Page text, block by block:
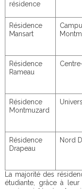
résidence
Résidence
Mansart
Résidence
Rameau
Résidence
Montmuzard
Résidence
Drapeau
Nord
La majorité des
étudiante, grâce à